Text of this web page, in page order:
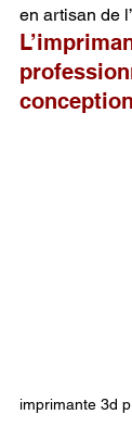
en artisan de
imprimante 3d